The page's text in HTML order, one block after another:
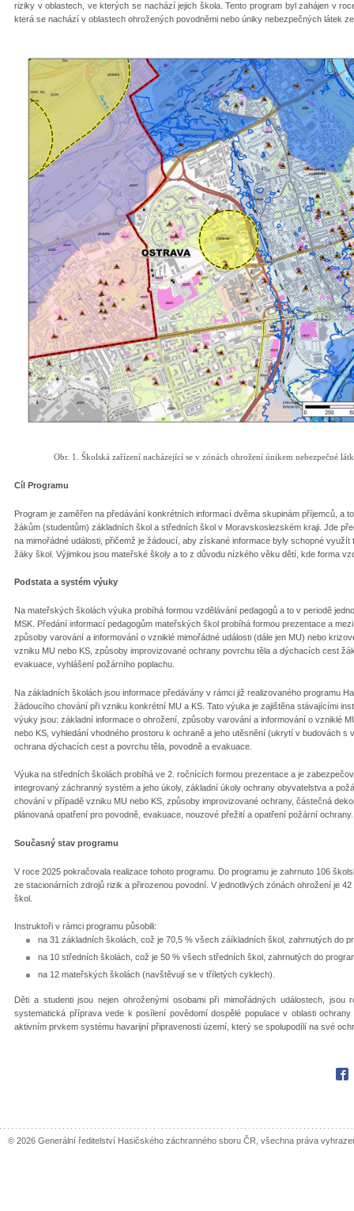
riziky v oblastech, ve kterých se nachází jejich škola. Tento program byl zahájen v
která se nachází v oblastech ohrožených povodněmi nebo úniky nebezpečných látek
Obr. 1. Školská zařízení nacházející se v zónách ohrožení únikem nebezpečné
Cíl Programu
Program je zaměřen na předávání konkrétních informací dvěma skupinám příjemců, a
žákům (studentům) základních škol a středních škol v Moravskoslezském kraji. Jde
na mimořádné události, přičemž je žádoucí, aby získané informace byly schopné
žáky škol. Výjimkou jsou mateřské školy a to z důvodu nízkého věku dětí, kde forma
Podstata a systém výuky
Na mateřských školách výuka probíhá formou vzdělávání pedagogů a to v periodě
MSK. Předání informací pedagogům mateřských škol probíhá formou prezentace a
způsoby varování a informování o vzniklé mimořádné události (dále jen MU) nebo
vzniku MU nebo KS, způsoby improvizované ochrany povrchu těla a dýchacích cest
evakuace, vyhlášení požárního poplachu.
Na základních školách jsou informace předávány v rámci již realizovaného programu
žádoucího chování při vzniku konkrétní MU a KS. Tato výuka je zajištěna stávajícími
výuky jsou: základní informace o ohrožení, způsoby varování a informování o vzniklé
nebo KS, vyhledání vhodného prostoru k ochraně a jeho utěsnění (ukrytí v budovách
ochrana dýchacích cest a povrchu těla, povodně a evakuace.
Výuka na středních školách probíhá ve 2. ročnících formou prezentace a je
integrovaný záchranný systém a jeho úkoly, základní úkoly ochrany obyvatelstva a
chování v případě vzniku MU nebo KS, způsoby improvizované ochrany, částečná
plánovaná opatření pro povodně, evakuace, nouzové přežití a opatření požární ochrany.
Současný stav programu
V roce 2025 pokračovala realizace tohoto programu. Do programu je zahrnuto 106
ze stacionárních zdrojů rizik a přirozenou povodní. V jednotlivých zónách ohrožení je
škol.
Instruktoři v rámci programu působili:
na 31 základních školách, což je 70,5 % všech záíkladních škol, zahrnutých do
na 10 středních školách, což je 50 % všech středních škol, zahrnutých do
na 12 mateřských školách (navštěvují se v tříletých cyklech).
Děti a studenti jsou nejen ohroženými osobami při mimořádných událostech, jsou
systematická příprava vede k posílení povědomí dospělé populace v oblasti
aktivním prvkem systému havarijní připravenosti území, který se spolupodílí na své
© 2026 Generální ředitelství Hasičského záchranného sboru ČR, všechna práva